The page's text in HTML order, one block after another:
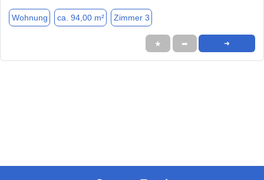
Wohnung ca. 94,00 m² Zimmer 3
★ ➦ ➜